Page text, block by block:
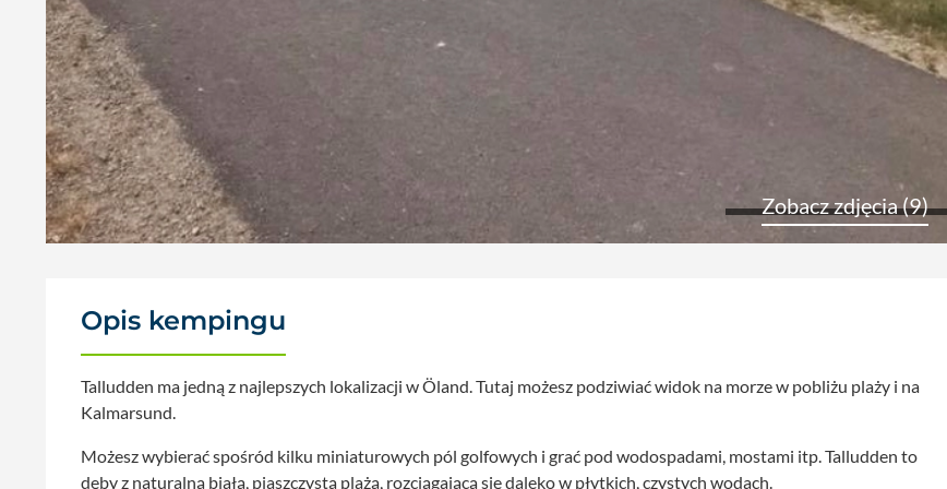
Zobacz zdjęcia (9)
Opis kempingu
Talludden ma jedną z najlepszych lokalizacji w Öland. Tutaj możesz podziwiać widok na morze w pobliżu plaży i na
Kalmarsund.
Możesz wybierać spośród kilku miniaturowych pól golfowych i grać pod wodospadami, mostami itp. Talludden to
dęby z naturalną białą, piaszczystą plażą, rozciągającą się daleko w płytkich, czystych wodach.